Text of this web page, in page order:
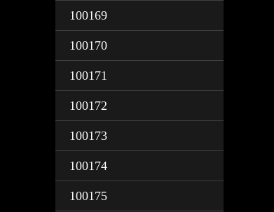
100169
100170
100171
100172
100173
100174
100175